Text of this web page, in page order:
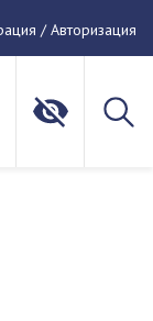
/ Авторизация